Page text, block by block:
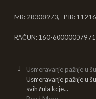
MB: 28308973, PIB:
RAČUN: 160-
Usmeravanje pažnje u
Usmeravanje pažnje u
svih čula koje...